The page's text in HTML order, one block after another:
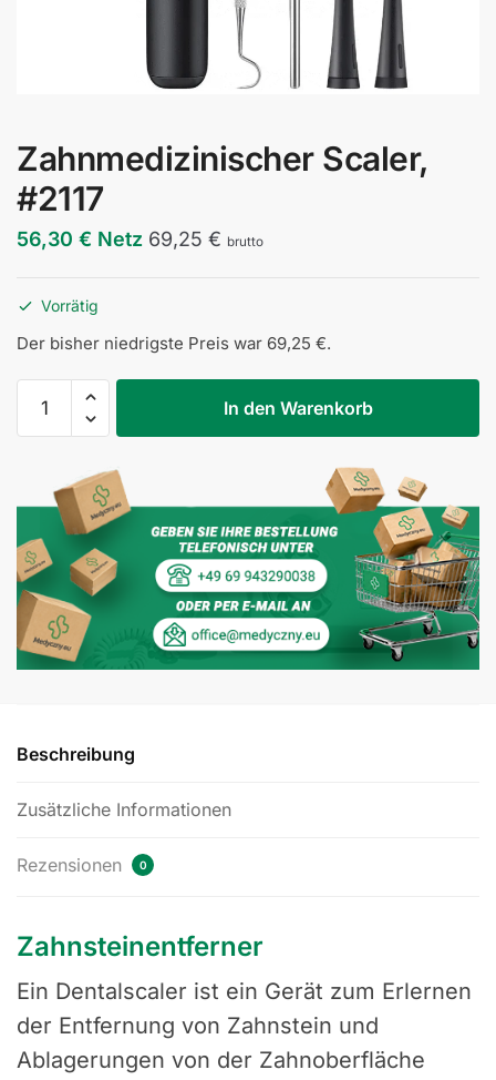
Zahnmedizinischer Scaler,
#2117
56,30 € Netz 69,25 € brutto
Vorrätig
Der bisher niedrigste Preis war 69,25 €.
stomatologiczny,
In den Warenkorb
Beschreibung
Zusätzliche Informationen
Rezensionen 0
Zahnsteinentferner
Ein Dentalscaler ist ein Gerät zum Erlernen
der Entfernung von Zahnstein und
Ablagerungen von der Zahnoberfläche